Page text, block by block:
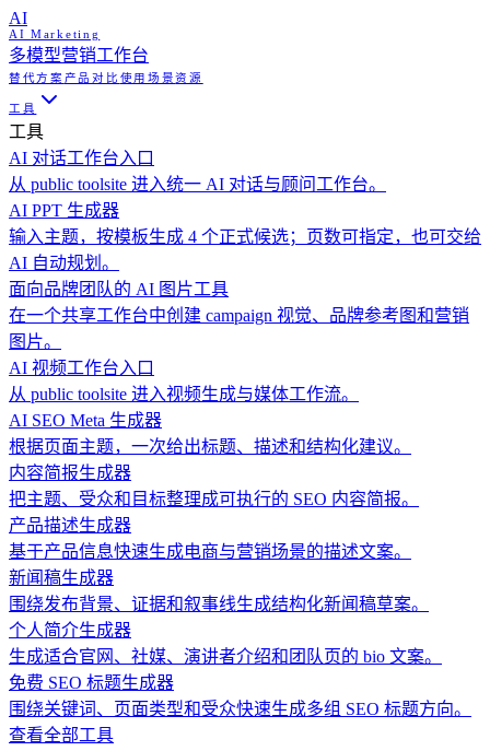
AI
AI Marketing
多模型营销工作台
替代方案 产品对比 使用场景资源
工具
工具
AI 对话工作台入口
从 public toolsite 进入统一 AI 对话与顾问工作台。
AI PPT 生成器
输入主题，按模板生成 4 个正式候选；页数可指定，也可交给
AI 自动规划。
面向品牌团队的 AI 图片工具
在一个共享工作台中创建 campaign 视觉、品牌参考图和营销
图片。
AI 视频工作台入口
从 public toolsite 进入视频生成与媒体工作流。
AI SEO Meta 生成器
根据页面主题，一次给出标题、描述和结构化建议。
内容简报生成器
把主题、受众和目标整理成可执行的 SEO 内容简报。
产品描述生成器
基于产品信息快速生成电商与营销场景的描述文案。
新闻稿生成器
围绕发布背景、证据和叙事线生成结构化新闻稿草案。
个人简介生成器
生成适合官网、社媒、演讲者介绍和团队页的 bio 文案。
免费 SEO 标题生成器
围绕关键词、页面类型和受众快速生成多组 SEO 标题方向。
查看全部工具